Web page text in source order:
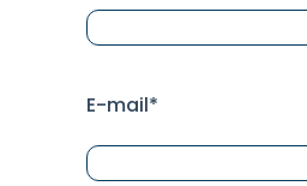
E-mail*